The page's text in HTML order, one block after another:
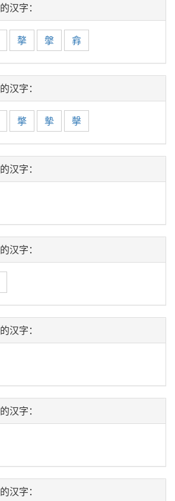
的汉字：
摮 搫 搻
的汉字：
撆 摰 撀
的汉字：
的汉字：
的汉字：
的汉字：
的汉字：